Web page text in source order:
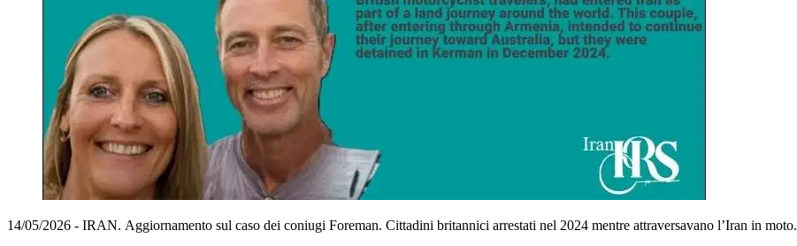
14/05/2026 - IRAN. Aggiornamento sul caso dei coniugi Foreman. Cittadini britannici arrestati nel 2024 mentre attraversavano l’Iran in moto.